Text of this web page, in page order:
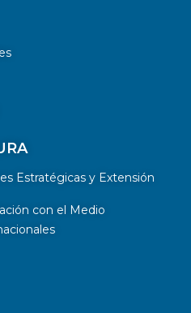
Estratégicas y Extensión
con el Medio